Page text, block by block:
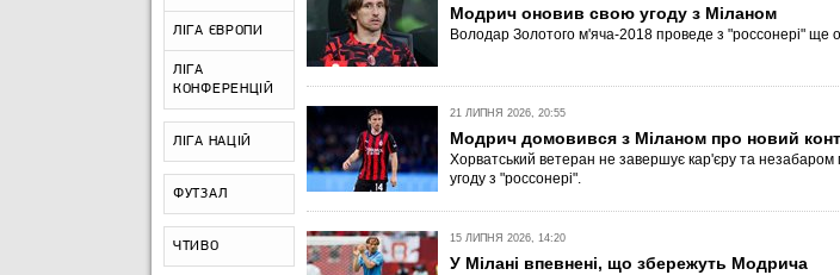
ЛІГА ЄВРОПИ
ЛІГА
КОНФЕРЕНЦІЙ
ЛІГА НАЦІЙ
ФУТЗАЛ
ЧТИВО
Модрич оновив свою угоду з Міланом
Володар Золотого м'яча-2018 проведе з "россонері" ще
21 ЛИПНЯ 2026, 20:55
Модрич домовився з Міланом про новий
Хорватський ветеран не завершує кар'єру та незабаром
угоду з "россонері".
15 ЛИПНЯ 2026, 14:20
У Мілані впевнені, що збережуть Модрича